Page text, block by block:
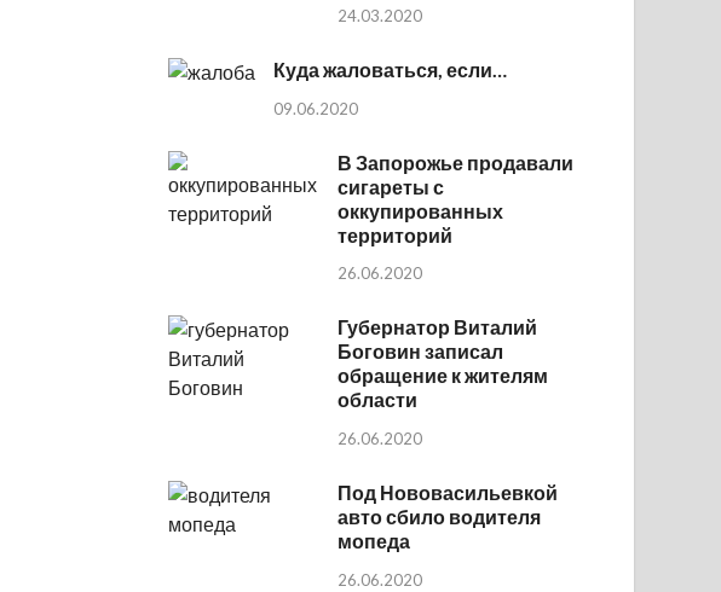
24.03.2020
Куда жаловаться, если…
09.06.2020
В Запорожье продавали
сигареты с
оккупированных
территорий
26.06.2020
Губернатор Виталий
Боговин записал
обращение к жителям
области
26.06.2020
Под Нововасильевкой
авто сбило водителя
мопеда
26.06.2020